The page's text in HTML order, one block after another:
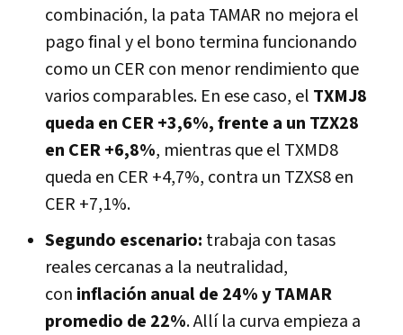
combinación, la pata TAMAR no mejora el
pago final y el bono termina funcionando
como un CER con menor rendimiento que
varios comparables. En ese caso, el TXMJ8
queda en CER +3,6%, frente a un TZX28
en CER +6,8%, mientras que el TXMD8
queda en CER +4,7%, contra un TZXS8 en
CER +7,1%.
Segundo escenario: trabaja con tasas
reales cercanas a la neutralidad,
con inflación anual de 24% y TAMAR
promedio de 22%. Allí la curva empieza a